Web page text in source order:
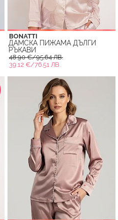
BONATTI
ДАМСКА ПИЖАМА ДЪЛГИ
РЪКАВИ
48.90 €/95.64 ЛВ.
39.12 €/76.51 ЛВ.